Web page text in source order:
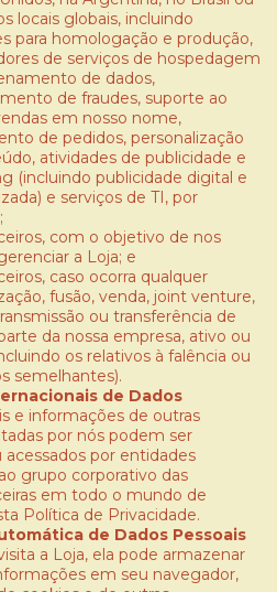
locais globais, incluindo
para homologação e produção,
de serviços de hospedagem
de dados,
de fraudes, suporte ao
em nosso nome,
de pedidos, personalização
atividades de publicidade e
(incluindo publicidade digital e
e serviços de TI, por
com o objetivo de nos
a Loja; e
caso ocorra qualquer
fusão, venda, joint venture,
ou transferência de
da nossa empresa, ativo ou
os relativos à falência ou
semelhantes).
de Dados
e informações de outras
por nós podem ser
acessados por entidades
grupo corporativo das
em todo o mundo de
Política de Privacidade.
de Dados Pessoais
a Loja, ela pode armazenar
em seu navegador,